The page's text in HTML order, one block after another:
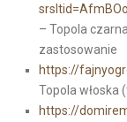
– Topola
zastosowanie
https://
Topola włoska
https://